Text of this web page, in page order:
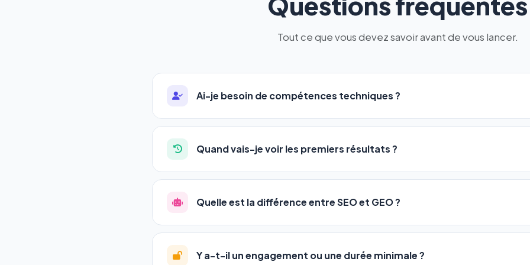
Tout ce que vous devez savoir avant de vous lancer.
Ai-je besoin de compétences techniques ?
Absolument pas. Notre logiciel a été conçu pour être accessible àtous les profils:
auto-entrepreneurs, PME ou agences. Pas de code, pas de configuration complexe —
l'adresse de votre site, décrivez votre activité, et le logiciel gère tout en automatique
Quand vais-je voir les premiers résultats ?
La plupart de nos utilisateurs observent une amélioration de leur positionnement en4
progression
votre tableau de bord.
Quelle est la différence entre SEO et GEO ?
LeSEO(Search Engine Optimization) vous positionne sur les moteurs classiques :
GEO(Generative Engine Optimization) va plus loin : il fait en sorte que les IA
Y a-t-il un engagement ou une durée minimale ?